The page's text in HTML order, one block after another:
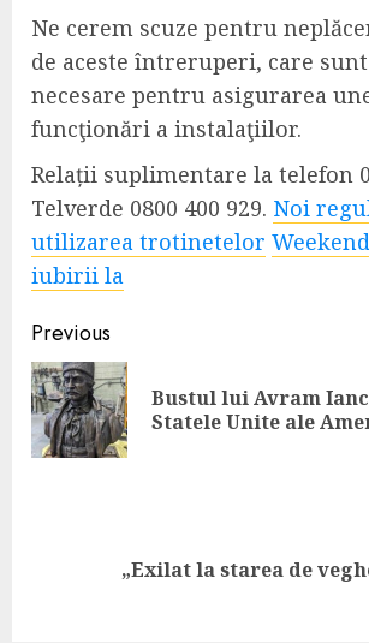
Ne cerem scuze pentru
de aceste întreruperi, care
necesare pentru asigurarea
funcţionări a instalaţiilor.
Relații suplimentare la telefon
Telverde 0800 400 929. Noi
utilizarea trotinetelor
iubirii la
Continue
Reading
Previous
Bustul lui Avram
Statele Unite ale
„Exilat la starea de